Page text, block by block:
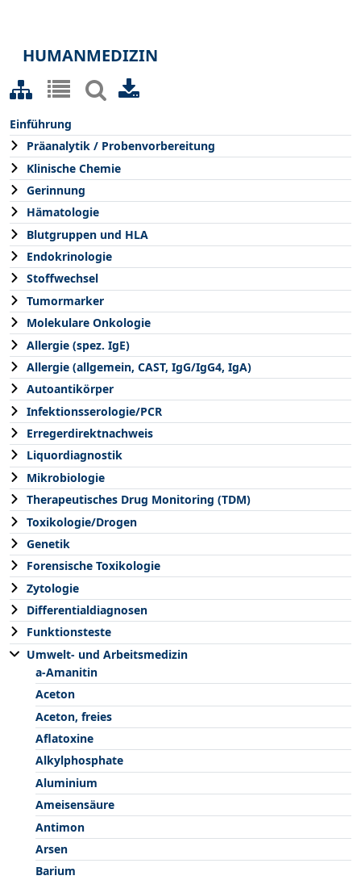
HUMANMEDIZIN
Einführung
Präanalytik / Probenvorbereitung
Klinische Chemie
Gerinnung
Hämatologie
Blutgruppen und HLA
Endokrinologie
Stoffwechsel
Tumormarker
Molekulare Onkologie
Allergie (spez. IgE)
Allergie (allgemein, CAST, IgG/IgG4, IgA)
Autoantikörper
Infektionsserologie/PCR
Erregerdirektnachweis
Liquordiagnostik
Mikrobiologie
Therapeutisches Drug Monitoring (TDM)
Toxikologie/Drogen
Genetik
Forensische Toxikologie
Zytologie
Differentialdiagnosen
Funktionsteste
Umwelt- und Arbeitsmedizin
a-Amanitin
Aceton
Aceton, freies
Aflatoxine
Alkylphosphate
Aluminium
Ameisensäure
Antimon
Arsen
Barium